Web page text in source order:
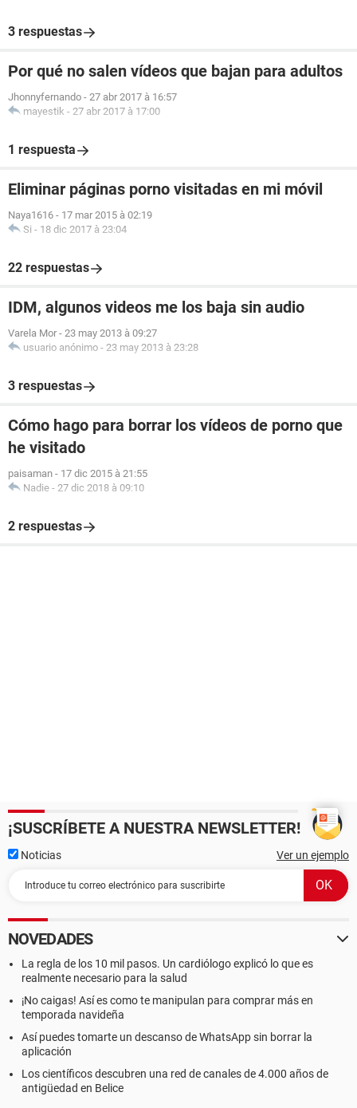
3 respuestas
Por qué no salen vídeos que bajan para adultos
Jhonnyfernando - 27 abr 2017 à 16:57
mayestik - 27 abr 2017 à 17:00
1 respuesta
Eliminar páginas porno visitadas en mi móvil
Naya1616 - 17 mar 2015 à 02:19
Si - 18 dic 2017 à 23:04
22 respuestas
IDM, algunos videos me los baja sin audio
Varela Mor - 23 may 2013 à 09:27
usuario anónimo - 23 may 2013 à 23:28
3 respuestas
Cómo hago para borrar los vídeos de porno que
he visitado
paisaman - 17 dic 2015 à 21:55
Nadie - 27 dic 2018 à 09:10
2 respuestas
¡SUSCRÍBETE A NUESTRA NEWSLETTER!
Noticias Ver un ejemplo
NOVEDADES
La regla de los 10 mil pasos. Un cardiólogo explicó lo que es
realmente necesario para la salud
¡No caigas! Así es como te manipulan para comprar más en
temporada navideña
Así puedes tomarte un descanso de WhatsApp sin borrar la
aplicación
Los científicos descubren una red de canales de 4.000 años de
antigüedad en Belice